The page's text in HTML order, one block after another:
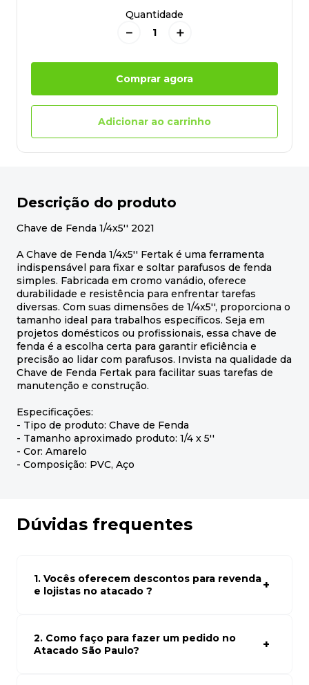
Quantidade
＋
－
Comprar agora
Adicionar ao carrinho
Descrição do produto
Chave de Fenda 1/4x5'' 2021
A Chave de Fenda 1/4x5'' Fertak é uma ferramenta
indispensável para fixar e soltar parafusos de fenda
simples. Fabricada em cromo vanádio, oferece
durabilidade e resistência para enfrentar tarefas
diversas. Com suas dimensões de 1/4x5'', proporciona o
tamanho ideal para trabalhos específicos. Seja em
projetos domésticos ou profissionais, essa chave de
fenda é a escolha certa para garantir eficiência e
precisão ao lidar com parafusos. Invista na qualidade da
Chave de Fenda Fertak para facilitar suas tarefas de
manutenção e construção.
Especificações:
- Tipo de produto: Chave de Fenda
- Tamanho aproximado produto: 1/4 x 5''
- Cor: Amarelo
- Composição: PVC, Aço
Dúvidas frequentes
1. Vocês oferecem descontos para revenda
e lojistas no atacado ?
atacado empresas e compre com os melhores preços
para seu modelo de negócio
2. Como faço para fazer um pedido no
Atacado São Paulo?